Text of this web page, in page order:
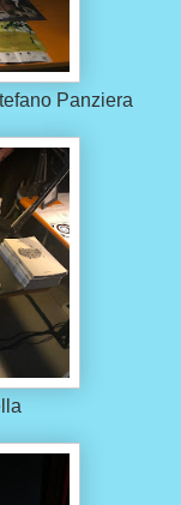
Panziera